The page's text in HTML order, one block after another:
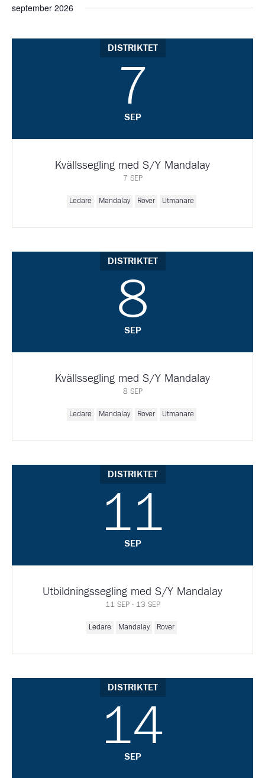
september 2026
DISTRIKTET
7
SEP
Kvällssegling med S/Y Mandalay
7 SEP
Ledare Mandalay Rover Utmanare
DISTRIKTET
8
SEP
Kvällssegling med S/Y Mandalay
8 SEP
Ledare Mandalay Rover Utmanare
DISTRIKTET
11
SEP
Utbildningssegling med S/Y Mandalay
11 SEP - 13 SEP
Ledare Mandalay Rover
DISTRIKTET
14
SEP